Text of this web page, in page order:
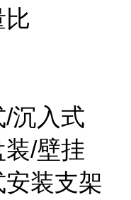
沉入式
/壁挂
装支架